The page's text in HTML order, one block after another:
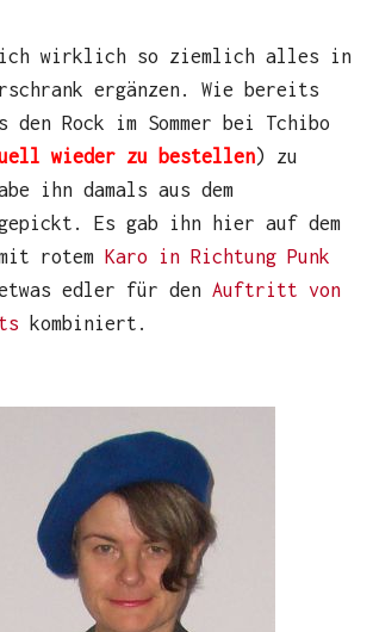
wirklich so ziemlich alles in
ergänzen. Wie bereits
den Rock im Sommer bei Tchibo
wieder zu bestellen) zu
ihn damals aus dem
Es gab ihn hier auf dem
rotem Karo in Richtung Punk
edler für den Auftritt von
kombiniert.